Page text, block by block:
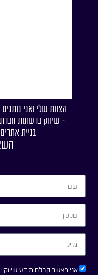
הצוות שלי ואני
- שיווק ברשתות
בניית
אני מאשר קבלת מידע